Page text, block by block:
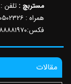
مستربچ : تلفن : ۸۸۰۰۰۳۴۹-۰۲۱
همراه : ۰۹۱۲۰۵۰۲۳۲۶
فکس:۸۸۸۸۱۹۷۰- ۰۲۱
مقالات